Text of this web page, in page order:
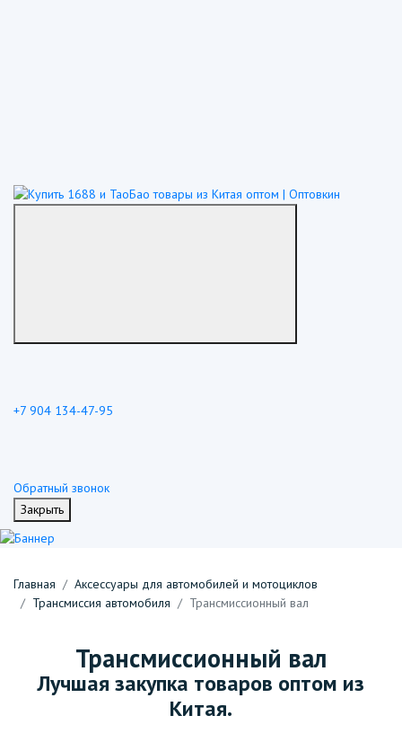
+7 904 134-47-95
Обратный звонок
Закрыть
Главная
Аксессуары для автомобилей и мотоциклов
Трансмиссия автомобиля
Трансмиссионный вал
Трансмиссионный вал
Лучшая закупка товаров оптом из
Китая.